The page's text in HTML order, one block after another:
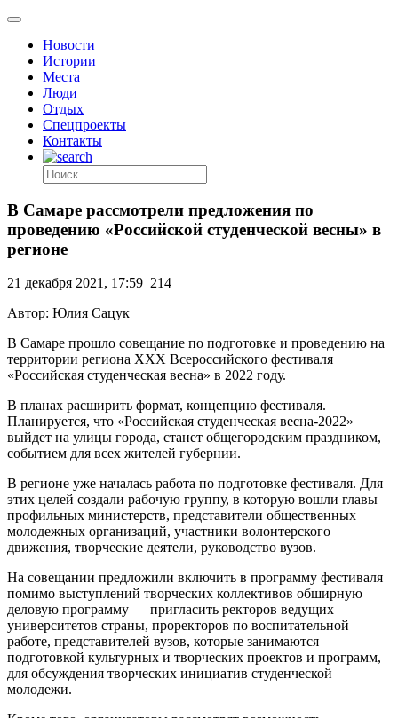
Новости
Истории
Места
Люди
Отдых
Спецпроекты
Контакты
В Самаре рассмотрели предложения по
проведению «Российской студенческой весны» в
регионе
21 декабря 2021, 17:59 214
Автор: Юлия Сацук
В Самаре прошло совещание по подготовке и проведению на
территории региона ХХХ Всероссийского фестиваля
«Российская студенческая весна» в 2022 году.
В планах расширить формат, концепцию фестиваля.
Планируется, что «Российская студенческая весна-2022»
выйдет на улицы города, станет общегородским праздником,
событием для всех жителей губернии.
В регионе уже началась работа по подготовке фестиваля. Для
этих целей создали рабочую группу, в которую вошли главы
профильных министерств, представители общественных
молодежных организаций, участники волонтерского
движения, творческие деятели, руководство вузов.
На совещании предложили включить в программу фестиваля
помимо выступлений творческих коллективов обширную
деловую программу — пригласить ректоров ведущих
университетов страны, проректоров по воспитательной
работе, представителей вузов, которые занимаются
подготовкой культурных и творческих проектов и программ,
для обсуждения творческих инициатив студенческой
молодежи.